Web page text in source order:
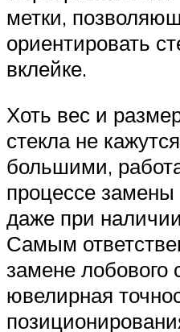
метки,
ориентировать
вклейке.
Хоть вес и
стекла не
большими,
процессе замены
даже при
Самым
замене лобового
ювелирная